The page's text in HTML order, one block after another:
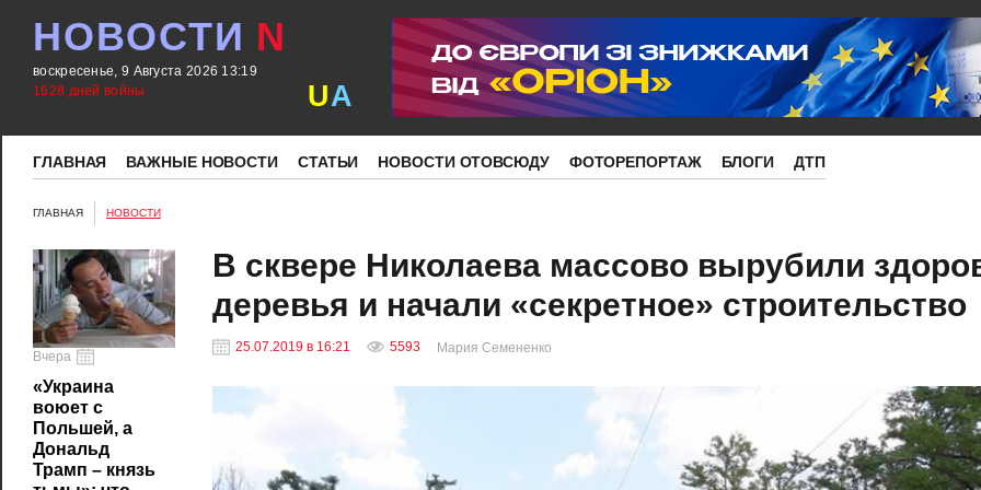
НОВОСТИ N
воскресенье, 9 Августа 2026 13:19
1628 дней войны
UA
ГЛАВНАЯ ВАЖНЫЕ НОВОСТИ СТАТЬИ НОВОСТИ ОТОВСЮДУ ФОТОРЕПОРТАЖ БЛОГИ ДТП
ГЛАВНАЯ НОВОСТИ
Вчера
«Украина
воюет с
Польшей, а
Дональд
Трамп – князь
В сквере Николаева массово вырубили
деревья и начали «секретное» строительство
25.07.2019 в 16:21 5593 Мария Семененко